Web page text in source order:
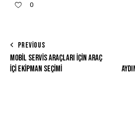
0
PREVIOUS
MOBIL SERVIS ARAÇLARI İÇIN ARAÇ
İÇI EKIPMAN SEÇIMI